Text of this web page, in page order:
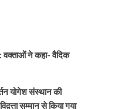
वक्ताओं ने कहा- वैदिक
योगेश संस्थान की
सम्मान से किया गया